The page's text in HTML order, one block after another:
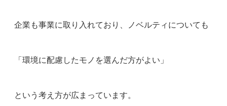
企業も事業に取り入れており、ノベルティについても
「環境に配慮したモノを選んだ方がよい」
という考え方が広まっています。